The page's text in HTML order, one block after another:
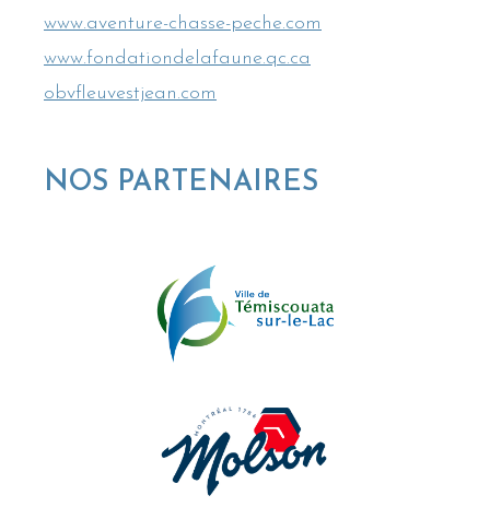
www.aventure-chasse-peche.com
www.fondationdelafaune.qc.ca
obvfleuvestjean.com
NOS PARTENAIRES